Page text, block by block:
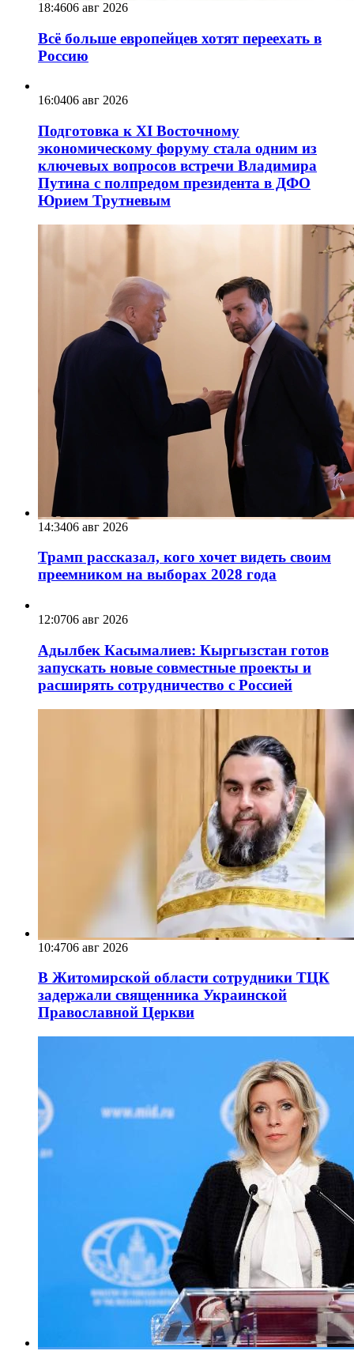
18:4606 авг 2026
Всё больше европейцев хотят переехать в
Россию
16:0406 авг 2026
Подготовка к XI Восточному
экономическому форуму стала одним из
ключевых вопросов встречи Владимира
Путина с полпредом президента в ДФО
Юрием Трутневым
14:3406 авг 2026
Трамп рассказал, кого хочет видеть своим
преемником на выборах 2028 года
12:0706 авг 2026
Адылбек Касымалиев: Кыргызстан готов
запускать новые совместные проекты и
расширять сотрудничество с Россией
10:4706 авг 2026
В Житомирской области сотрудники ТЦК
задержали священника Украинской
Православной Церкви